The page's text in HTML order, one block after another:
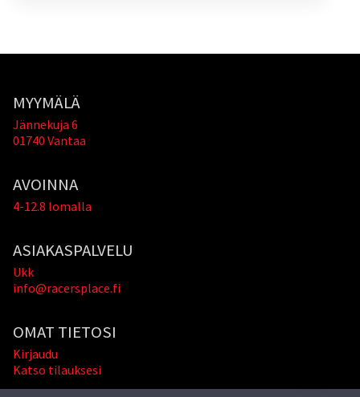
MYYMÄLÄ
Jännekuja 6
01740 Vantaa
AVOINNA
4-12.8 lomalla
ASIAKASPALVELU
Ukk
info@racersplace.fi
OMAT TIETOSI
Kirjaudu
Katso tilauksesi